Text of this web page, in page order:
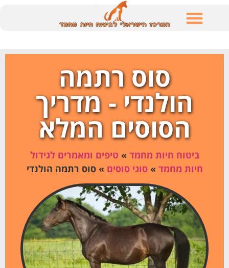
סוס רתמה
הולנדי - מדריך
הסוסים המלא
ביטוח חיות מחמד » טיפים ומאמרים לגידול
חיות מחמד »סוגי סוסים »סוס רתמה הולנדי